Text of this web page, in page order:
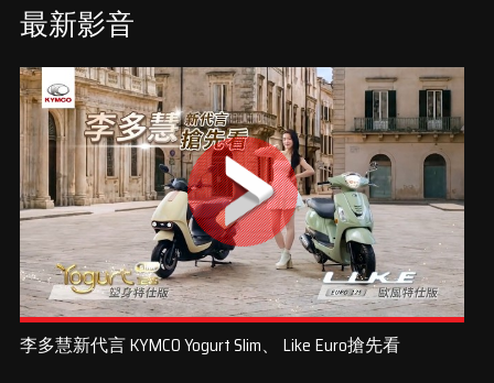
最新影音
李多慧新代言 KYMCO Yogurt Slim、 Like Euro搶先看